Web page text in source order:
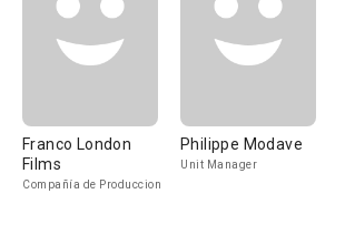
Franco London
Films
Compañía de Produccion
Philippe Modave
Unit Manager